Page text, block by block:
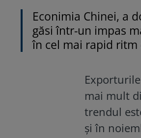
Econimia Chinei, a
găsi într-un impas
în cel mai rapid
mai mult
trendul
şi în